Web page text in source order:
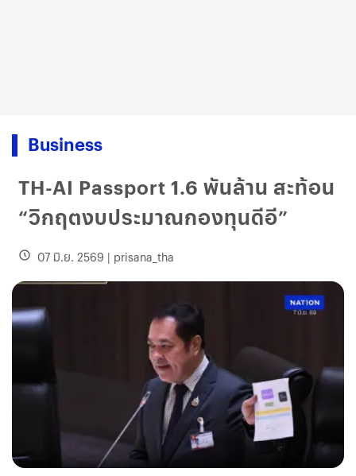
Business
TH-AI Passport 1.6 พันล้าน สะท้อน
“วิกฤตงบประมาณกองทุนดีอี”
07 มิ.ย. 2569 | prisana_tha